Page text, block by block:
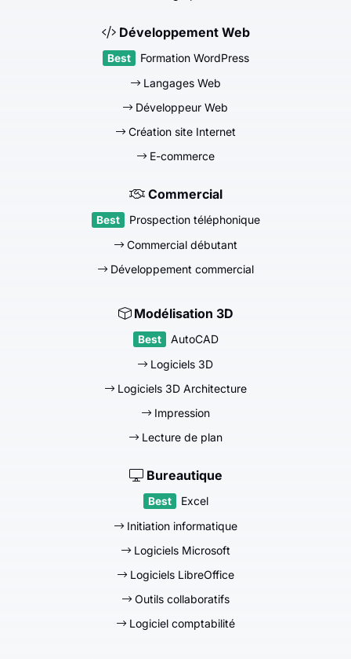
Développement Web
Formation WordPress
Langages Web
Développeur Web
Création site Internet
E-commerce
Commercial
Prospection téléphonique
Commercial débutant
Développement commercial
Modélisation 3D
AutoCAD
Logiciels 3D
Logiciels 3D Architecture
Impression
Lecture de plan
Bureautique
Excel
Initiation informatique
Logiciels Microsoft
Logiciels LibreOffice
Outils collaboratifs
Logiciel comptabilité